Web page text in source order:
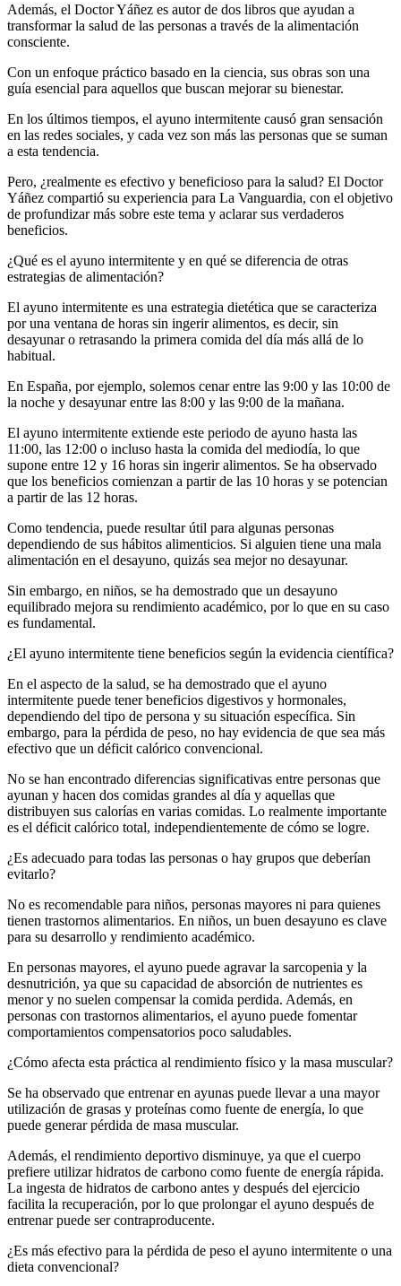
Además, el Doctor Yáñez es autor de dos libros que ayudan a
transformar la salud de las personas a través de la alimentación
consciente.
Con un enfoque práctico basado en la ciencia, sus obras son una
guía esencial para aquellos que buscan mejorar su bienestar.
En los últimos tiempos, el ayuno intermitente causó gran sensación
en las redes sociales, y cada vez son más las personas que se suman
a esta tendencia.
Pero, ¿realmente es efectivo y beneficioso para la salud? El Doctor
Yáñez compartió su experiencia para La Vanguardia, con el objetivo
de profundizar más sobre este tema y aclarar sus verdaderos
beneficios.
¿Qué es el ayuno intermitente y en qué se diferencia de otras
estrategias de alimentación?
El ayuno intermitente es una estrategia dietética que se caracteriza
por una ventana de horas sin ingerir alimentos, es decir, sin
desayunar o retrasando la primera comida del día más allá de lo
habitual.
En España, por ejemplo, solemos cenar entre las 9:00 y las 10:00 de
la noche y desayunar entre las 8:00 y las 9:00 de la mañana.
El ayuno intermitente extiende este periodo de ayuno hasta las
11:00, las 12:00 o incluso hasta la comida del mediodía, lo que
supone entre 12 y 16 horas sin ingerir alimentos. Se ha observado
que los beneficios comienzan a partir de las 10 horas y se potencian
a partir de las 12 horas.
Como tendencia, puede resultar útil para algunas personas
dependiendo de sus hábitos alimenticios. Si alguien tiene una mala
alimentación en el desayuno, quizás sea mejor no desayunar.
Sin embargo, en niños, se ha demostrado que un desayuno
equilibrado mejora su rendimiento académico, por lo que en su caso
es fundamental.
¿El ayuno intermitente tiene beneficios según la evidencia científica?
En el aspecto de la salud, se ha demostrado que el ayuno
intermitente puede tener beneficios digestivos y hormonales,
dependiendo del tipo de persona y su situación específica. Sin
embargo, para la pérdida de peso, no hay evidencia de que sea más
efectivo que un déficit calórico convencional.
No se han encontrado diferencias significativas entre personas que
ayunan y hacen dos comidas grandes al día y aquellas que
distribuyen sus calorías en varias comidas. Lo realmente importante
es el déficit calórico total, independientemente de cómo se logre.
¿Es adecuado para todas las personas o hay grupos que deberían
evitarlo?
No es recomendable para niños, personas mayores ni para quienes
tienen trastornos alimentarios. En niños, un buen desayuno es clave
para su desarrollo y rendimiento académico.
En personas mayores, el ayuno puede agravar la sarcopenia y la
desnutrición, ya que su capacidad de absorción de nutrientes es
menor y no suelen compensar la comida perdida. Además, en
personas con trastornos alimentarios, el ayuno puede fomentar
comportamientos compensatorios poco saludables.
¿Cómo afecta esta práctica al rendimiento físico y la masa muscular?
Se ha observado que entrenar en ayunas puede llevar a una mayor
utilización de grasas y proteínas como fuente de energía, lo que
puede generar pérdida de masa muscular.
Además, el rendimiento deportivo disminuye, ya que el cuerpo
prefiere utilizar hidratos de carbono como fuente de energía rápida.
La ingesta de hidratos de carbono antes y después del ejercicio
facilita la recuperación, por lo que prolongar el ayuno después de
entrenar puede ser contraproducente.
¿Es más efectivo para la pérdida de peso el ayuno intermitente o una
dieta convencional?